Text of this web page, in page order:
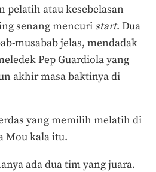
pelatih atau kesebelasan
senang mencuri start. Dua
musabab jelas, mendadak
Pep Guardiola yang
akhir masa baktinya di
yang memilih melatih di
Mou kala itu.
ada dua tim yang juara.